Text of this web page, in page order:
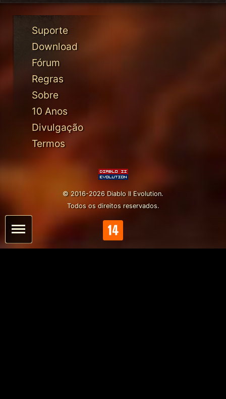
Suporte
Download
Fórum
Regras
Sobre
10 Anos
Divulgação
Termos
© 2016-2026 Diablo II Evolution.
Todos os direitos reservados.